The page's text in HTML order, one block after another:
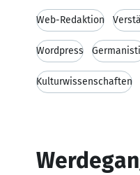
Web-Redaktion
Wordpress
Kulturwissenschaften